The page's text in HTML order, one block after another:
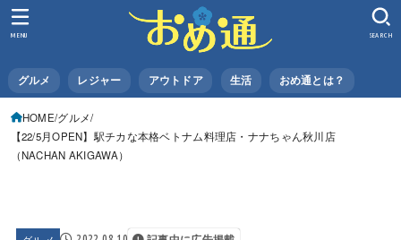
グルメ レジャー アウトドア 生活 おめ通とは？
SEARCH
MENU
HOME グルメ
【22/5月OPEN】駅チカな本格ベトナム料理店・ナナちゃん秋川店
（NACHAN AKIGAWA）